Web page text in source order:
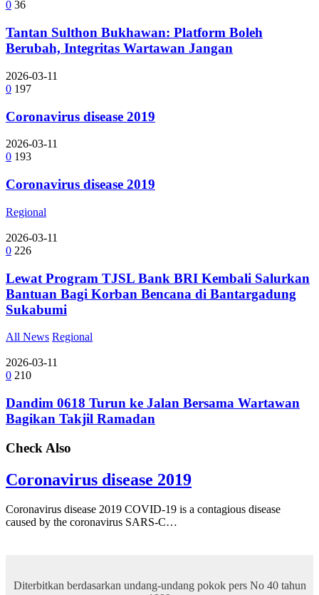
0 36
Tantan Sulthon Bukhawan: Platform Boleh
Berubah, Integritas Wartawan Jangan
2026-03-11
0 197
Coronavirus disease 2019
2026-03-11
0 193
Coronavirus disease 2019
Regional
2026-03-11
0 226
Lewat Program TJSL Bank BRI Kembali Salurkan
Bantuan Bagi Korban Bencana di Bantargadung
Sukabumi
All News Regional
2026-03-11
0 210
Dandim 0618 Turun ke Jalan Bersama Wartawan
Bagikan Takjil Ramadan
Check Also
Coronavirus disease 2019
Coronavirus disease 2019 COVID-19 is a contagious disease
caused by the coronavirus SARS-C…
Diterbitkan berdasarkan undang-undang pokok pers No 40 tahun